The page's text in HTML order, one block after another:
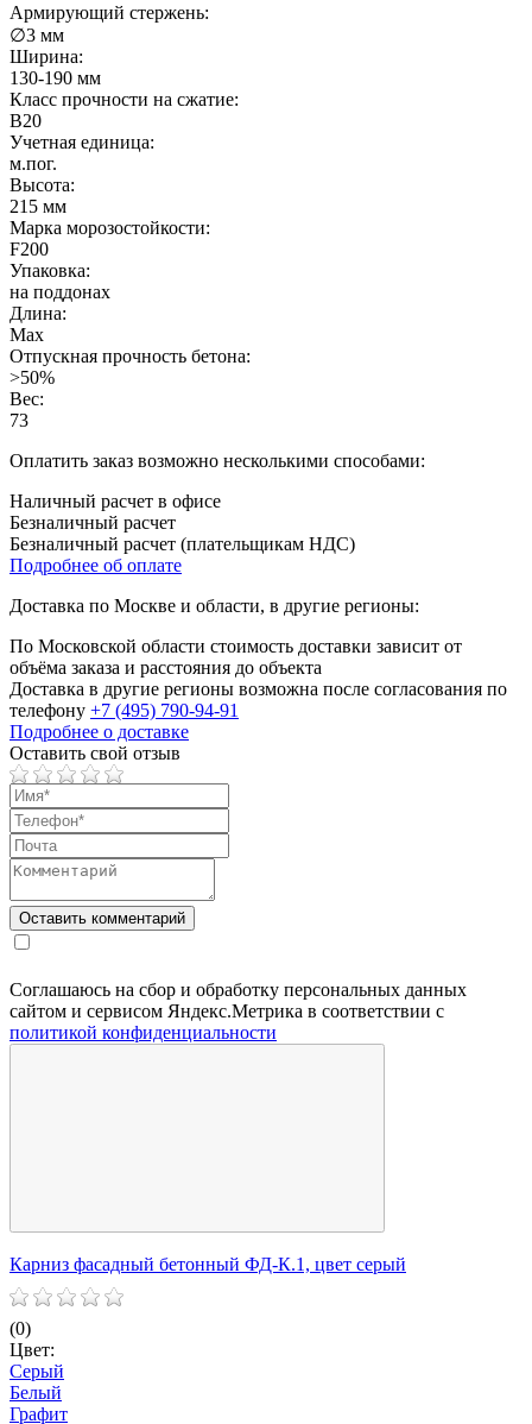
Армирующий стержень:
∅3 мм
Ширина:
130-190 мм
Класс прочности на сжатие:
B20
Учетная единица:
м.пог.
Высота:
215 мм
Марка морозостойкости:
F200
Упаковка:
на поддонах
Длина:
Max
Отпускная прочность бетона:
>50%
Вес:
73
Оплатить заказ возможно несколькими способами:
Наличный расчет в офисе
Безналичный расчет
Безналичный расчет (плательщикам НДС)
Подробнее об оплате
Доставка по Москве и области, в другие регионы:
По Московской области стоимость доставки зависит от
объёма заказа и расстояния до объекта
Доставка в другие регионы возможна после согласования по
телефону +7 (495) 790-94-91
Подробнее о доставке
Оставить свой отзыв
Соглашаюсь на сбор и обработку персональных данных
сайтом и сервисом Яндекс.Метрика в соответствии с
политикой конфиденциальности
Карниз фасадный бетонный ФД-К.1, цвет серый
(0)
Цвет:
Серый
Белый
Графит